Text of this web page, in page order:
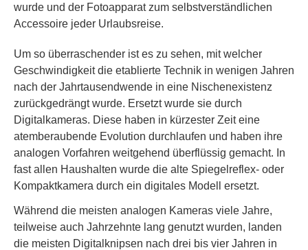
wurde und der Fotoapparat zum selbstverständlichen
Accessoire jeder Urlaubsreise.
Um so überraschender ist es zu sehen, mit welcher
Geschwindigkeit die etablierte Technik in wenigen Jahren
nach der Jahrtausendwende in eine Nischenexistenz
zurückgedrängt wurde. Ersetzt wurde sie durch
Digitalkameras. Diese haben in kürzester Zeit eine
atemberaubende Evolution durchlaufen und haben ihre
analogen Vorfahren weitgehend überflüssig gemacht. In
fast allen Haushalten wurde die alte Spiegelreflex- oder
Kompaktkamera durch ein digitales Modell ersetzt.
Während die meisten analogen Kameras viele Jahre,
teilweise auch Jahrzehnte lang genutzt wurden, landen
die meisten Digitalknipsen nach drei bis vier Jahren in